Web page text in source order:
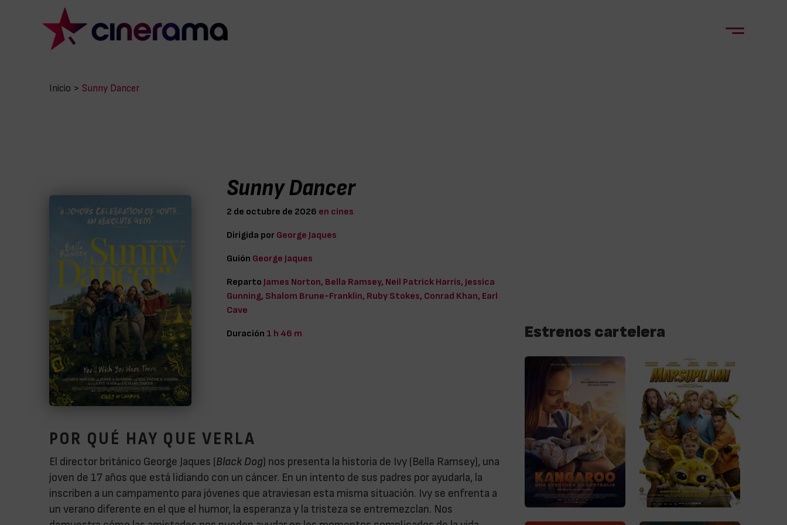
Inicio > Sunny Dancer
Sunny Dancer
2 de octubre de 2026 en cines
Dirigida por George Jaques
Guión George Jaques
Reparto James Norton, Bella Ramsey, Neil Patrick Harris, Jessica
Gunning, Shalom Brune-Franklin, Ruby Stokes, Conrad Khan, Earl
Cave
Duración 1 h 46 m
POR QUÉ HAY QUE VERLA
El director británico George Jaques (Black Dog) nos presenta la historia de Ivy (Bella Ramsey), una
joven de 17 años que está lidiando con un cáncer. En un intento de sus padres por ayudarla, la
inscriben a un campamento para jóvenes que atraviesan esta misma situación. Ivy se enfrenta a
un verano diferente en el que el humor, la esperanza y la tristeza se entremezclan. Nos
Estrenos cartelera